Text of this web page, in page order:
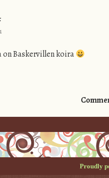
on Baskervillen koira
Proudly